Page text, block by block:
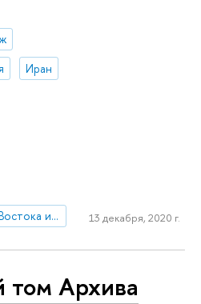
Иран
Институт классического Востока и античности
13 декабря, 2020 г.
Архива